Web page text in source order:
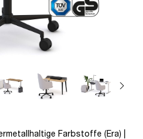
Farbstoffe (Era) |